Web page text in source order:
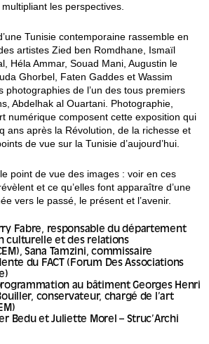
multipliant les perspectives.
Tunisie contemporaine rassemble en
artistes Zied ben Romdhane, Ismaïl
Héla Ammar, Souad Mani, Augustin le
Ghorbel, Faten Gaddes et Wassim
photographies de l’un des tous premiers
Abdelhak al Ouartani. Photographie,
numérique composent cette exposition qui
ans après la Révolution, de la richesse et
de vue sur la Tunisie d’aujourd’hui.
point de vue des images : voir en ces
et ce qu’elles font apparaître d’une
vers le passé, le présent et l’avenir.
Fabre, responsable du département
culturelle et des relations
Sana Tamzini, commissaire
du FACT (Forum Des Associations
au bâtiment Georges Henri
conservateur, chargé de l’art
Bedu et Juliette Morel – Struc’Archi